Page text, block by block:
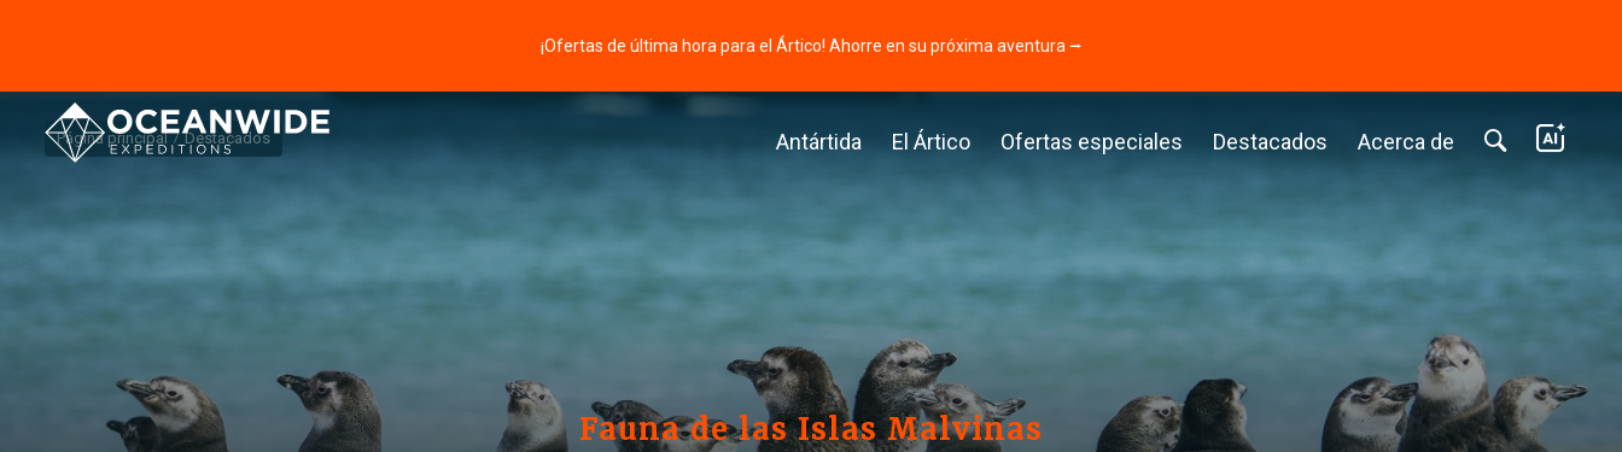
¡Ofertas de última hora para el Ártico! Ahorre en su próxima aventura ⭢
Antártida El Ártico Ofertas especiales Destacados Acerca de
Página principal Destacados
Fauna de las Islas Malvinas